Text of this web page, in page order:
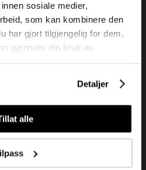
sosiale medier,
som kan kombinere den
har gjort tilgjengelig for dem,
gjennom din bruk av
Detaljer
alle
produkter til